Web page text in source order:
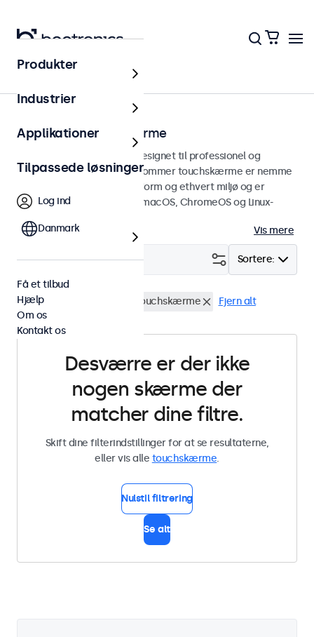
Hjem
17 tommer touchskærme
17 tommer touchskærme designet til professionel og
kontinuerlig brug. Disse 17-tommer touchskærme er nemme
at integrere i enhver brugsform og ethvert miljø og er
kompatible med Windows, macOS, ChromeOS og Linux-
Vis mere
Sortere:
Filter (0)
BNC (CVBS) 17 tommer touchskærme Fjern alt
Desværre er der ikke
nogen skærme der
matcher dine filtre.
Skift dine filterindstillinger for at se resultaterne,
eller vis alle touchskærme.
Nulstil filtrering
Se alt
Produkter
Industrier
Applikationer
Tilpassede løsninger
Log ind
Danmark
Få et tilbud
Hjælp
Om os
Kontakt os